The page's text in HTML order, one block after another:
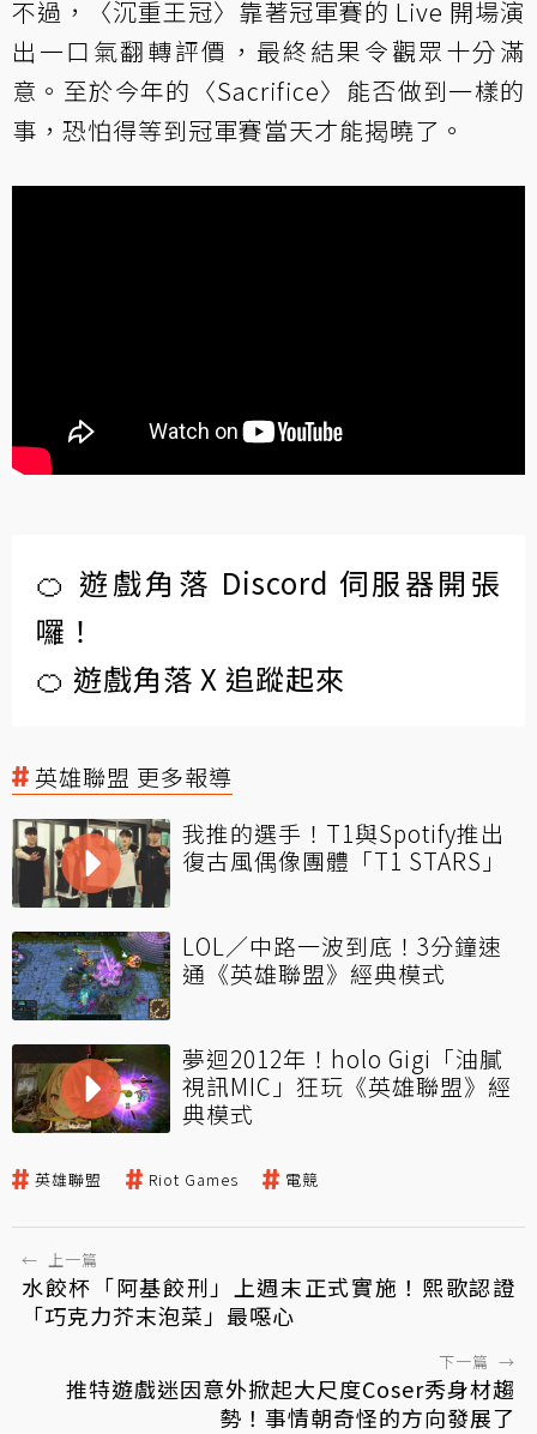
不過，〈沉重王冠〉靠著冠軍賽的 Live 開場演
出一口氣翻轉評價，最終結果令觀眾十分滿
意。至於今年的〈Sacrifice〉能否做到一樣的
事，恐怕得等到冠軍賽當天才能揭曉了。
🍊 遊戲角落 Discord 伺服器開張
囉！
🍊 遊戲角落 X 追蹤起來
英雄聯盟 更多報導
我推的選手！T1與Spotify推出
復古風偶像團體「T1 STARS」
LOL／中路一波到底！3分鐘速
通《英雄聯盟》經典模式
夢迴2012年！holo Gigi「油膩
視訊MIC」狂玩《英雄聯盟》經
典模式
英雄聯盟 Riot Games 電競
← 上一篇
水餃杯「阿基餃刑」上週末正式實施！熙歌認證
「巧克力芥末泡菜」最噁心
下一篇 →
推特遊戲迷因意外掀起大尺度Coser秀身材趨
勢！事情朝奇怪的方向發展了